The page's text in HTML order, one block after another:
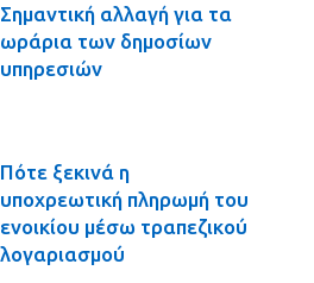
Σημαντική αλλαγή για τα
ωράρια των δημοσίων
υπηρεσιών
Πότε ξεκινά η
υποχρεωτική πληρωμή του
ενοικίου μέσω τραπεζικού
λογαριασμού